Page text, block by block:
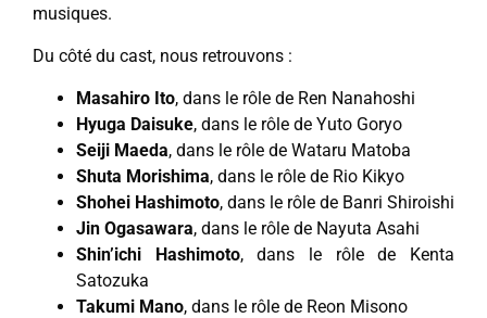
musiques.
Du côté du cast, nous retrouvons :
Masahiro Ito, dans le rôle de Ren Nanahoshi
Hyuga Daisuke, dans le rôle de Yuto Goryo
Seiji Maeda, dans le rôle de Wataru Matoba
Shuta Morishima, dans le rôle de Rio Kikyo
Shohei Hashimoto, dans le rôle de Banri Shiroishi
Jin Ogasawara, dans le rôle de Nayuta Asahi
Shin’ichi Hashimoto, dans le rôle de Kenta
Satozuka
Takumi Mano, dans le rôle de Reon Misono